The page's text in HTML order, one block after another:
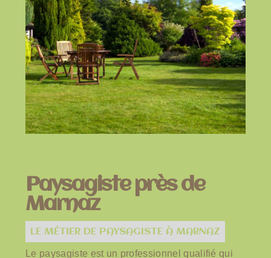
Paysagiste près de
Marnaz
LE MÉTIER DE PAYSAGISTE À MARNAZ
Le paysagiste est un professionnel qualifié qui